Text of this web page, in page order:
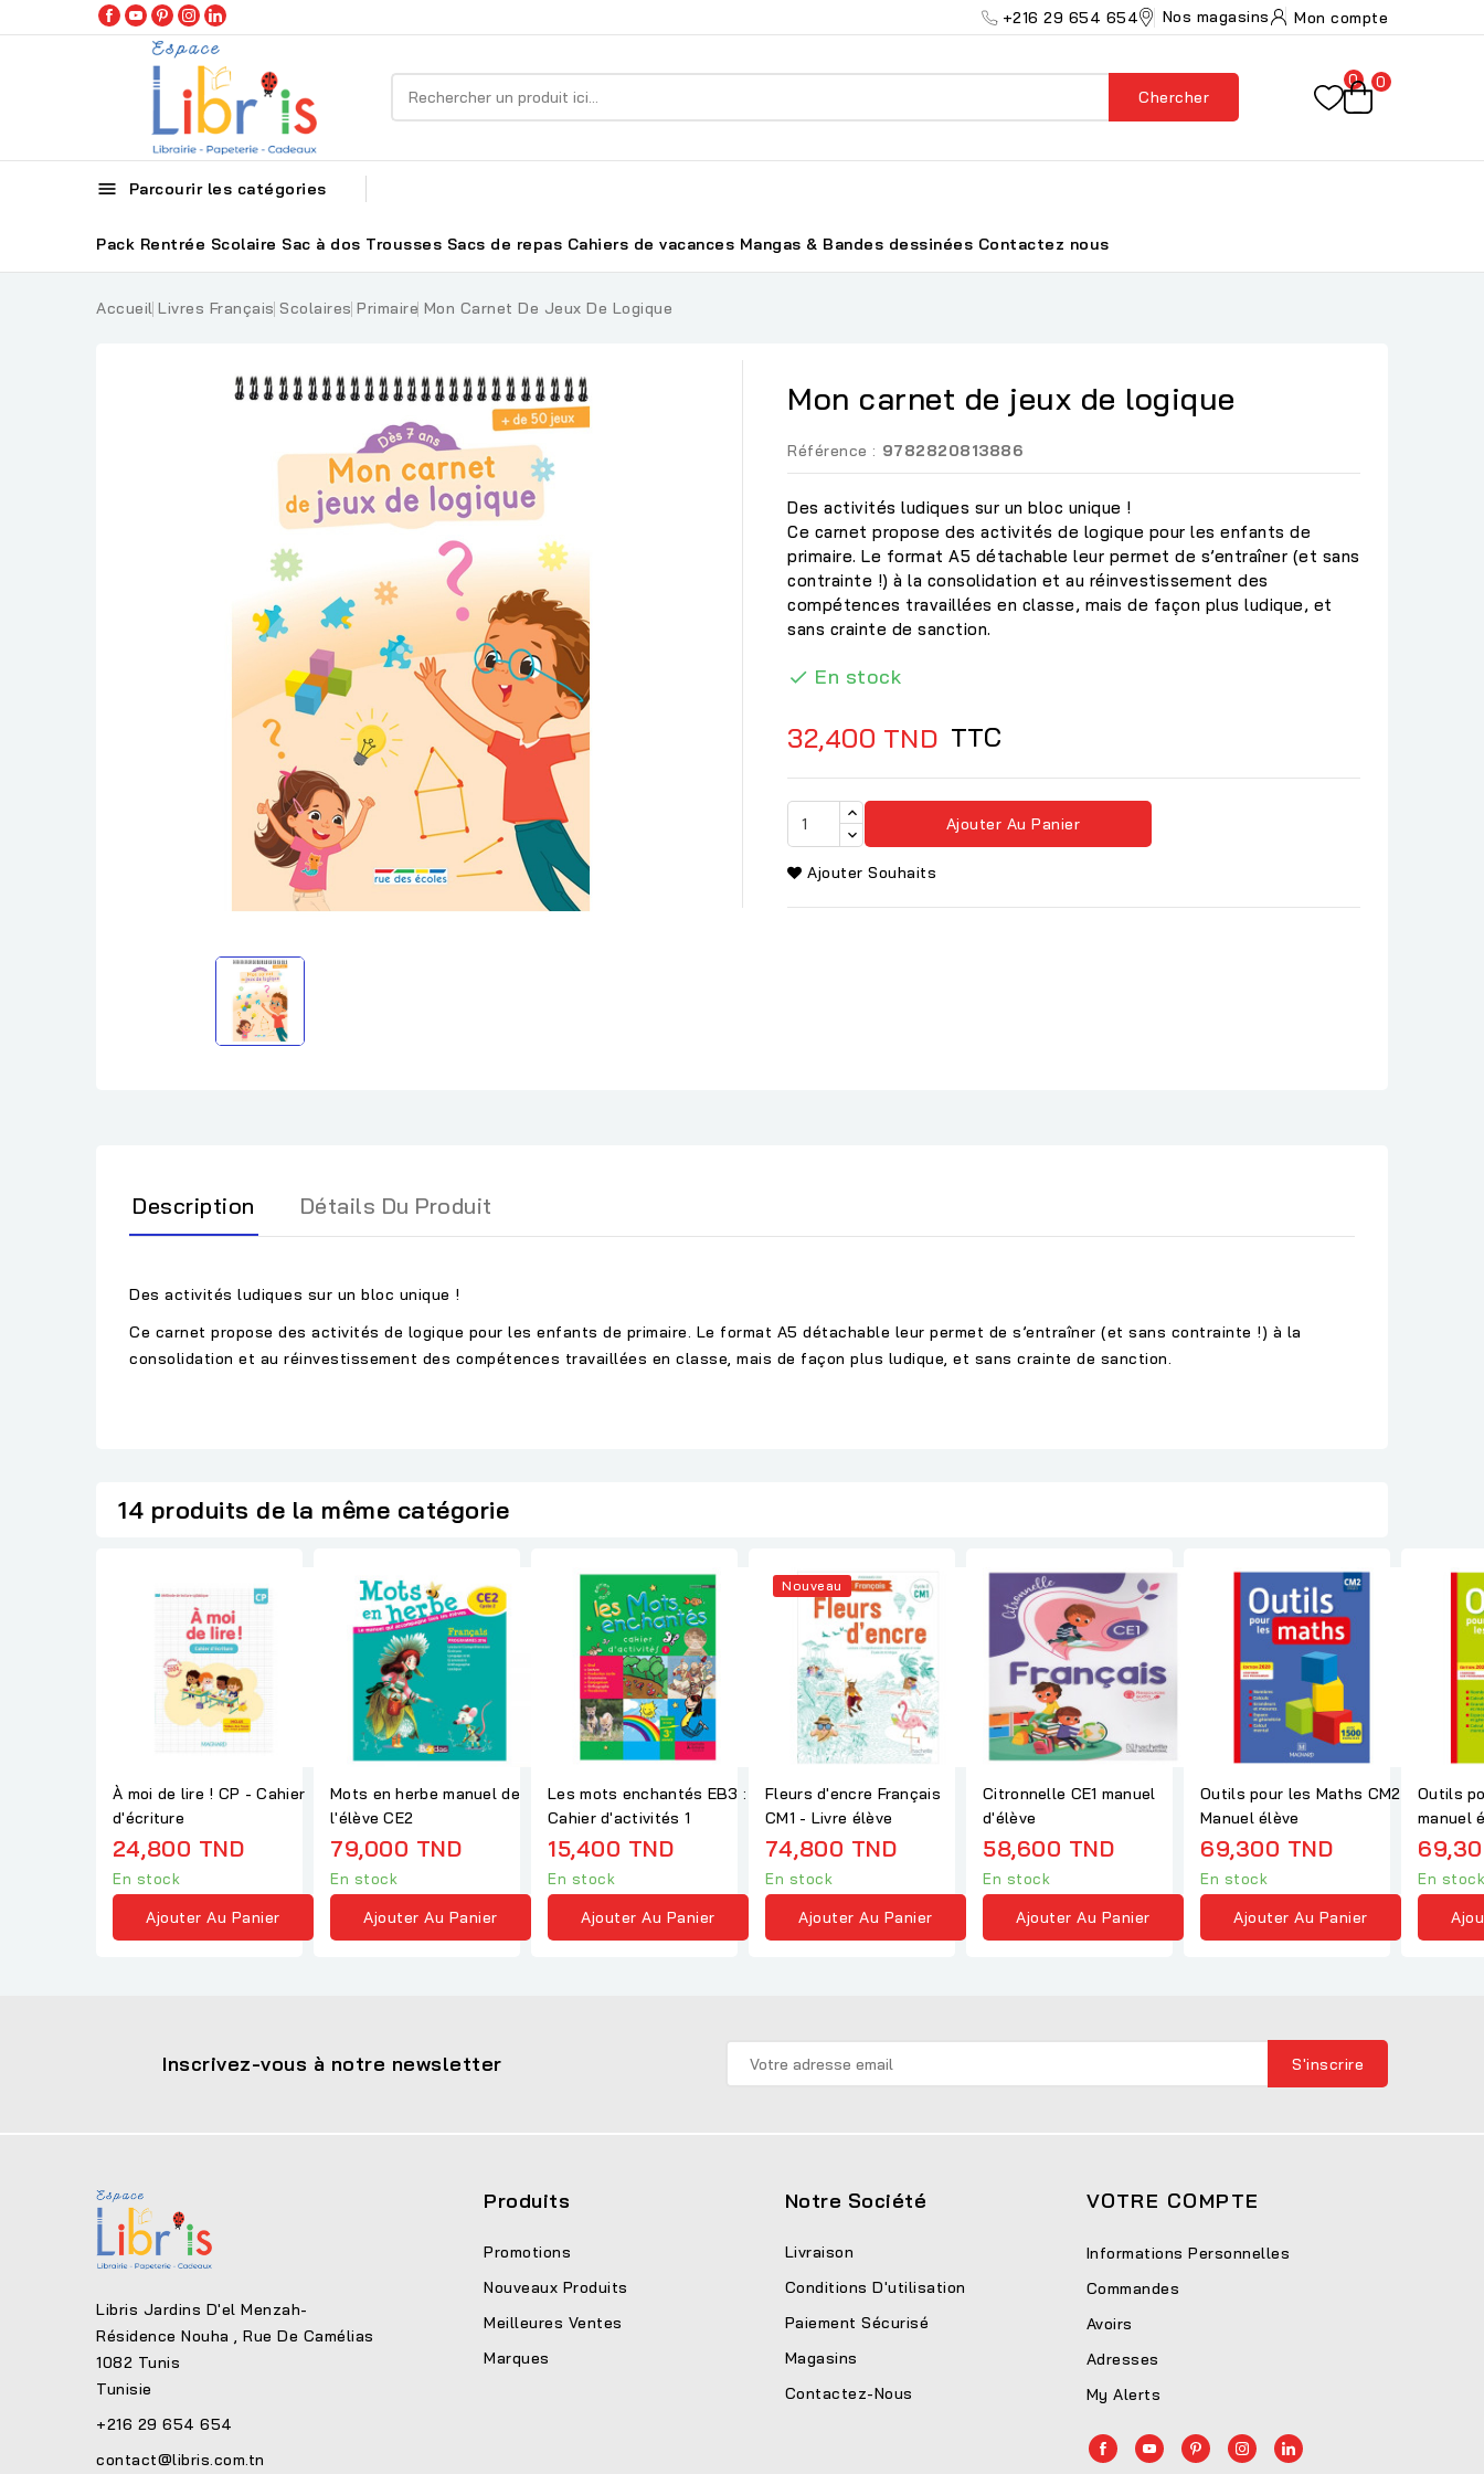
+216 29 654 654 Nos magasins Mon compte
Chercher
0 0
 Parcourir les catégories
Pack Rentrée Scolaire Sac à dos Trousses Sacs de repas Cahiers de vacances Mangas & Bandes dessinées Contactez nous
Accueil Livres Français Scolaires Primaire Mon Carnet De Jeux De Logique
Mon carnet de jeux de logique
Référence : 9782820813886
Des activités ludiques sur un bloc unique !
Ce carnet propose des activités de logique pour les enfants de
primaire. Le format A5 détachable leur permet de s’entraîner (et sans
contrainte !) à la consolidation et au réinvestissement des
compétences travaillées en classe, mais de façon plus ludique, et
sans crainte de sanction.
 En stock
32,400 TND TTC
Ajouter Au Panier
Ajouter Souhaits
Description Détails Du Produit
Des activités ludiques sur un bloc unique !
Ce carnet propose des activités de logique pour les enfants de primaire. Le format A5 détachable leur permet de s’entraîner (et sans contrainte !) à la
consolidation et au réinvestissement des compétences travaillées en classe, mais de façon plus ludique, et sans crainte de sanction.
14 produits de la même catégorie
À moi de lire ! CP - Cahier
d'écriture
24,800 TND
En stock
Ajouter Au Panier
Mots en herbe manuel de
l'élève CE2
79,000 TND
En stock
Ajouter Au Panier
Les mots enchantés EB3 :
Cahier d'activités 1
15,400 TND
En stock
Ajouter Au Panier
Nouveau
Fleurs d'encre Français
CM1 - Livre élève
74,800 TND
En stock
Ajouter Au Panier
Citronnelle CE1 manuel
d'élève
58,600 TND
En stock
Ajouter Au Panier
Outils pour les Maths CM2
Manuel élève
69,300 TND
En stock
Ajouter Au Panier
Outils
manuel
En stock
Inscrivez-vous à notre newsletter
Libris Jardins D'el Menzah-
Résidence Nouha , Rue De Camélias
1082 Tunis
Tunisie
+216 29 654 654
contact@libris.com.tn
Produits
Promotions
Nouveaux Produits
Meilleures Ventes
Marques
Notre Société
Livraison
Conditions D'utilisation
Paiement Sécurisé
Magasins
Contactez-Nous
VOTRE COMPTE
Informations Personnelles
Commandes
Avoirs
Adresses
My Alerts